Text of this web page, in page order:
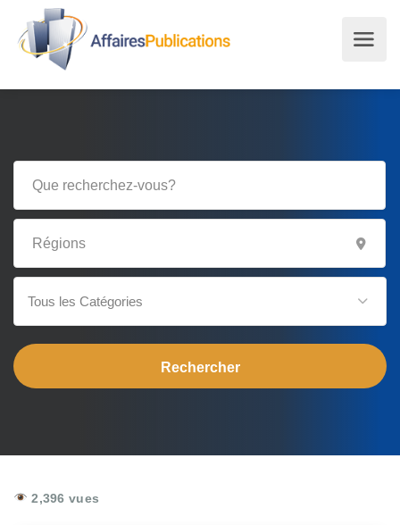
Tous les Catégories
2,396 vues